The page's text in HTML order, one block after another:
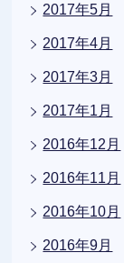
2017年5月
2017年4月
2017年3月
2017年1月
2016年12月
2016年11月
2016年10月
2016年9月